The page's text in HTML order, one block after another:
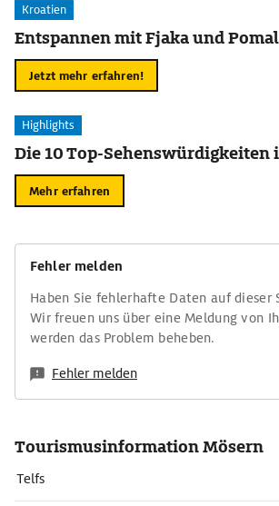
Kroatien
Entspannen mit Fjaka und
Jetzt mehr erfahren!
Highlights
Die 10 Top-Sehenswürdigkeiten
Mehr erfahren
Fehler melden
Haben Sie fehlerhafte Daten auf dieser
Wir freuen uns über eine Meldung von
werden das Problem beheben.
Fehler melden
Tourismusinformation Mösern
Telfs